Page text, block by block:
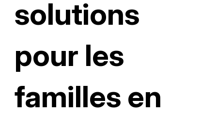
solutions
pour les
familles en